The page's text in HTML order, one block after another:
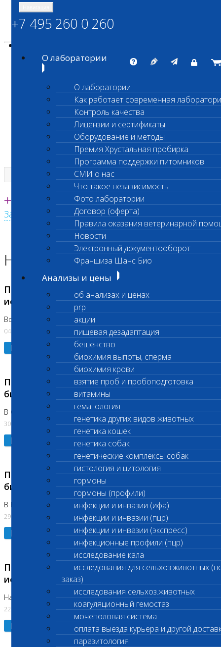
ШАНС БИО
Независимая ветеринарная лаборатория
Единая круглосуточная справочная
+7 495 260 0 260
Заказать звонок с сайта
+7 495 260 0 260
О лаборатории
О лаборатории
Как работает современная
Контроль качества
Лицензии и сертификаты
Оборудование и методы
Премия Хрустальная пробирка
Программа поддержки питомников
СМИ о нас
Что такое независимость
Фото лаборатории
Договор (оферта)
Правила оказания ветеринарной
Новости
Электронный документооборот
Франшиза Шанс Био
Анализы и цены
об анализах и ценах
prp
акции
пищевая дезадаптация
бешенство
биохимия выпоты, сперма
биохимия крови
взятие проб и пробоподготовка
витамины
гематология
генетика других видов животных
генетика кошек
генетика собак
генетические комплексы собак
гистология и цитология
гормоны
гормоны (профили)
инфекции и инвазии (ифа)
инфекции и инвазии (пцр)
инфекции и инвазии (экспресс)
инфекционные профили (пцр)
исследование кала
исследования для сельхоз.животных
заказ)
исследования сельхоз.животных
коагуляционный гемостаз
мочеполовая система
оплата выезда курьера и другой
паразитология
Главная страница
Новости лаборатории
Приостановка срочных биохимических
исследований
Во Владыкино
04.08.2026
Подробнее
Приостановлено выполнение срочных
биохимических исследований
В Сколково. Код (123,309,310)
30.07.2026
Подробнее
Приостановлено выполнение срочных
биохимических исследований
В Бутово 29.07.26
29.07.2026
Подробнее
Приостановлено выполнение биохимических
исследований
На Нагорной. Код ( 123,310,309)
22.07.2026
Подробнее